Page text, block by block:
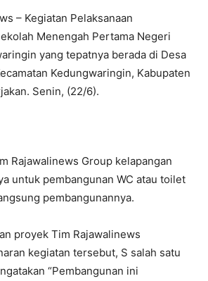
– Kegiatan Pelaksanaan
Menengah Pertama Negeri
yang tepatnya berada di Desa
Kedungwaringin, Kabupaten
Senin, (22/6).
Rajawalinews Group kelapangan
untuk pembangunan WC atau toilet
pembangunannya.
proyek Tim Rajawalinews
kegiatan tersebut, S salah satu
“Pembangunan ini